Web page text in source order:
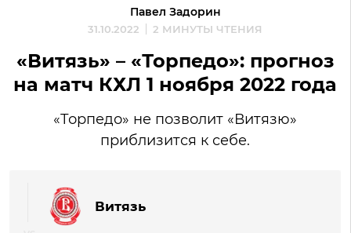
Павел Задорин
31.10.2022 2 МИНУТЫ ЧТЕНИЯ
«Витязь» – «Торпедо»: прогноз
на матч КХЛ 1 ноября 2022 года
«Торпедо» не позволит «Витязю»
приблизится к себе.
Витязь